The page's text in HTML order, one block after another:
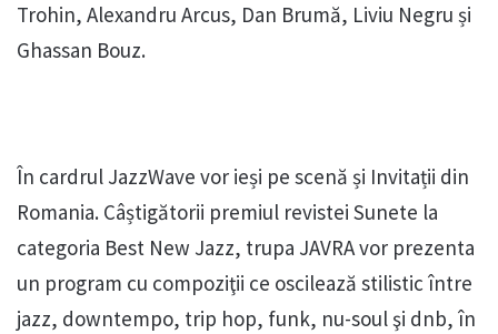
Trohin, Alexandru Arcus, Dan Brumă, Liviu Negru și
Ghassan Bouz.
În cardrul JazzWave vor ieși pe scenă și Invitații din
Romania. Câștigătorii premiul revistei Sunete la
categoria Best New Jazz, trupa JAVRA vor prezenta
un program cu compoziţii ce oscilează stilistic între
jazz, downtempo, trip hop, funk, nu-soul şi dnb, în